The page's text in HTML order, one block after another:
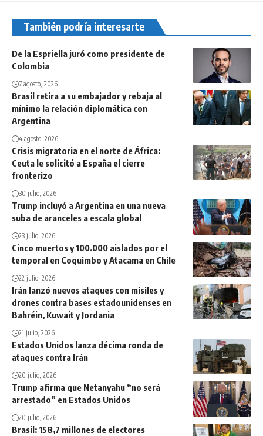
También podría interesarte
De la Espriella juró como presidente de
Colombia
7 agosto, 2026
Brasil retira a su embajador y rebaja al
mínimo la relación diplomática con
Argentina
4 agosto, 2026
Crisis migratoria en el norte de África:
Ceuta le solicitó a España el cierre
fronterizo
30 julio, 2026
Trump incluyó a Argentina en una nueva
suba de aranceles a escala global
23 julio, 2026
Cinco muertos y 100.000 aislados por el
temporal en Coquimbo y Atacama en Chile
22 julio, 2026
Irán lanzó nuevos ataques con misiles y
drones contra bases estadounidenses en
Bahréin, Kuwait y Jordania
21 julio, 2026
Estados Unidos lanza décima ronda de
ataques contra Irán
20 julio, 2026
Trump afirma que Netanyahu “no será
arrestado” en Estados Unidos
20 julio, 2026
Brasil: 158,7 millones de electores